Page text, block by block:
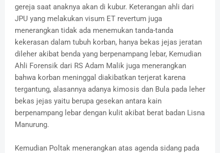
gereja saat anaknya akan di kubur. Keterangan ahli dari
JPU yang melakukan visum ET revertum juga
menerangkan tidak ada menemukan tanda-tanda
kekerasan dalam tubuh korban, hanya bekas jejas jeratan
dileher akibat benda yang berpenampang lebar, Kemudian
Ahli Forensik dari RS Adam Malik juga menerangkan
bahwa korban meninggal diakibatkan terjerat karena
tergantung, alasannya adanya kimosis dan Bula pada leher
bekas jejas yaitu berupa gesekan antara kain
berpenampang lebar dengan kulit akibat berat badan Lisna
Manurung.
Kemudian Poltak menerangkan atas agenda sidang pada